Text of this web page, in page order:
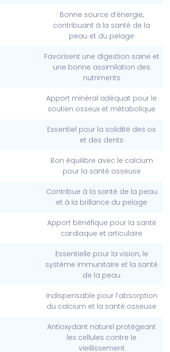
Bonne source d’énergie,
contribuant à la santé de la
peau et du pelage
Favorisent une digestion saine et
une bonne assimilation des
nutriments
Apport minéral adéquat pour le
soutien osseux et métabolique
Essentiel pour la solidité des os
et des dents
Bon équilibre avec le calcium
pour la santé osseuse
Contribue à la santé de la peau
et à la brillance du pelage
Apport bénéfique pour la santé
cardiaque et articulaire
Essentielle pour la vision, le
système immunitaire et la santé
de la peau
Indispensable pour l’absorption
du calcium et la santé osseuse
Antioxydant naturel protégeant
les cellules contre le
vieillissement